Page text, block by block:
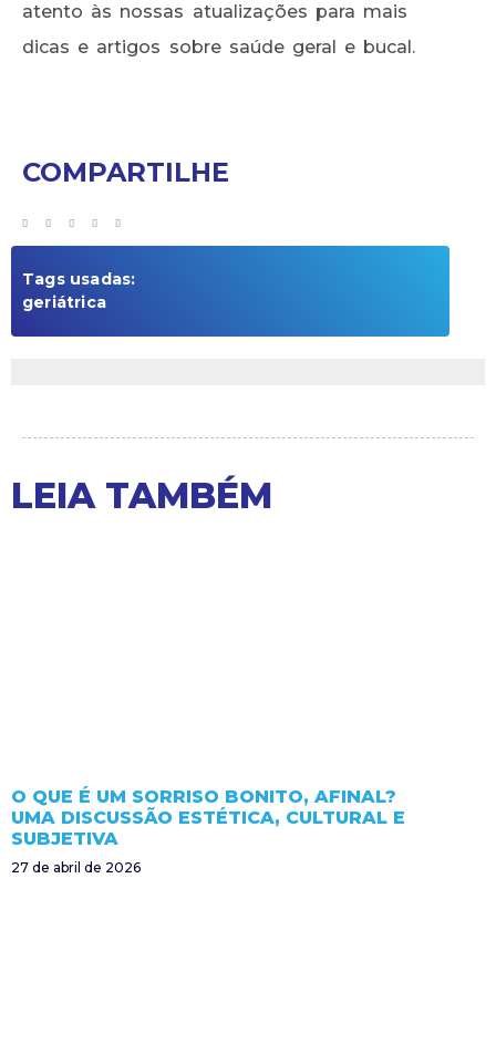
atento às nossas atualizações para mais
dicas e artigos sobre saúde geral e bucal.
COMPARTILHE
Tags usadas:
geriátrica
LEIA TAMBÉM
O QUE É UM SORRISO BONITO, AFINAL?
UMA DISCUSSÃO ESTÉTICA, CULTURAL E
SUBJETIVA
27 de abril de 2026